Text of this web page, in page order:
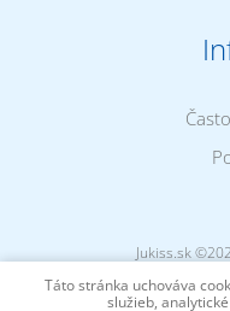
Jukiss.sk
(v. 4.8.7 | Execution
Táto stránka uchováva
služieb,